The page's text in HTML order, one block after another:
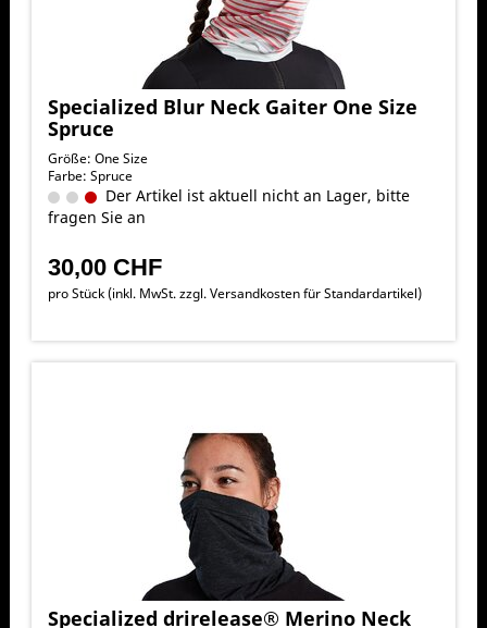
Specialized Blur Neck Gaiter One Size
Spruce
Größe: One Size
Farbe: Spruce
Der Artikel ist aktuell nicht an Lager, bitte
fragen Sie an
30,00 CHF
pro Stück (inkl. MwSt. zzgl.Versandkosten für Standardartikel)
Specialized drirelease® Merino Neck